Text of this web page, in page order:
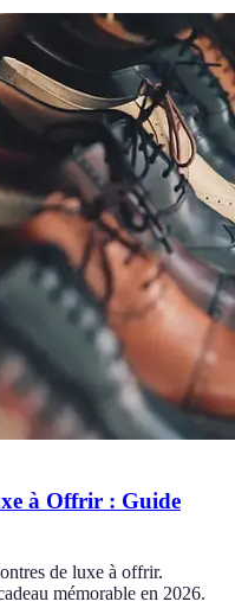
à Offrir : Guide
de luxe à offrir.
mémorable en 2026.